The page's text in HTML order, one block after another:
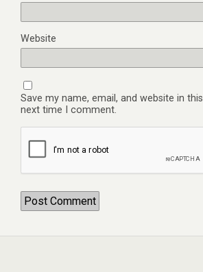
Website
Save my name, email, and website in
next time I comment.